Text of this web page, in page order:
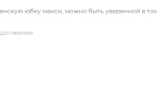
юбку макси, можно быть уверенной в
ощупь текстурой. Они создают комфорт и
с обувью на плоской подошве, что лишь